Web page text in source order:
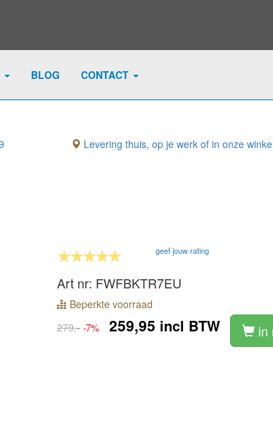
BLOG CONTACT
Levering thuis, op je werk of in onze winkel
geef jouw rating
Art nr: FWFBKTR7EU
Beperkte voorraad
279,- -7% 259,95 incl BTW in